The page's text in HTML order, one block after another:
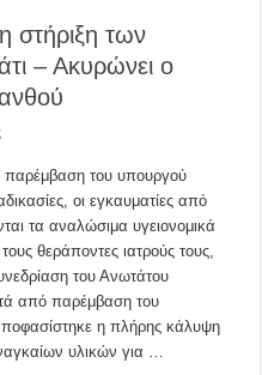
στήριξη των
– Ακυρώνει ο
του υπουργού
οι εγκαυματίες από
τα αναλώσιμα υγειονομικά
θεράποντες ιατρούς τους,
του Ανωτάτου
από παρέμβαση του
η πλήρης κάλυψη
υλικών για …